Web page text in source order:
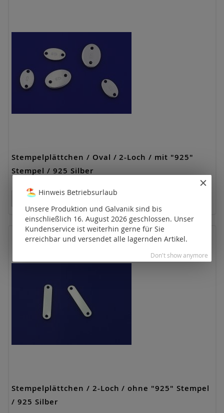
Stempelplättchen / Oval / 2-Loch / mit "925"
Stempel / 925 Silber
Preise nur für registrierte Kunden sichtbar.
Stempelplättchen / 2-Loch / ohne "925" Stempel
/ 925 Silber
Hinweis Betriebsurlaub
Unsere Produktion und Galvanik sind bis
einschließlich 16. August 2026 geschlossen. Unser
Kundenservice ist weiterhin gerne für Sie
erreichbar und versendet alle lagernden Artikel.
Don't show anymore